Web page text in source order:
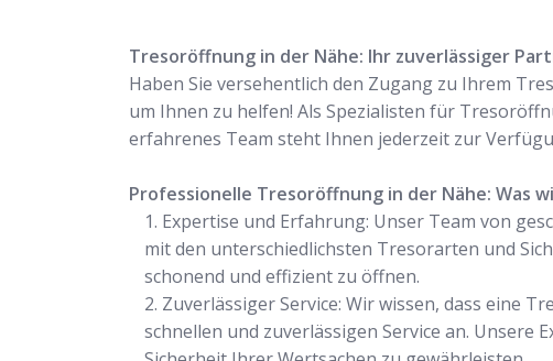
Tresoröffnung in der Nähe: Ihr zuverlässiger
Haben Sie versehentlich den Zugang zu Ihrem
um Ihnen zu helfen! Als Spezialisten für
erfahrenes Team steht Ihnen jederzeit zur
Professionelle Tresoröffnung in der Nähe: Was
Expertise und Erfahrung: Unser Team von
mit den unterschiedlichsten Tresorarten und
schonend und effizient zu öffnen.
Zuverlässiger Service: Wir wissen, dass eine
schnellen und zuverlässigen Service an.